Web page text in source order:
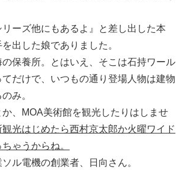
リーズ他にもあるよ』と差し出した本
出した娘でありました。
保養所。とはいえ、そこは石持ワール
てだけで、いつもの通り登場人物は建物
み。
、MOA美術館を観光したりはしませ
光はじめたら西村京太郎か火曜ワイド
ゃうからね。
ル電機の創業者、日向さん。